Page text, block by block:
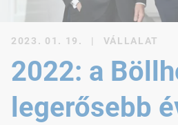
2023. 01. 19. | VÁLLALAT
2022: a
legerősebb